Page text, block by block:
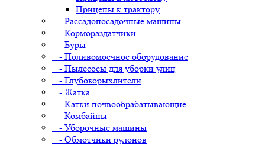
Прицепы к трактору
- Рассадопосадочные машины
- Кормораздатчики
- Буры
- Поливомоечное оборудование
- Пылесосы для уборки улиц
- Глубокорыхлители
- Жатка
- Катки почвообрабатывающие
- Комбайны
- Уборочные машины
- Обмотчики рулонов